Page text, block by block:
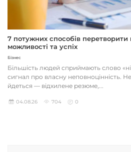
7 потужних способів перетворити
можливості та успіх
Бізнес
Більшість людей сприймають слово
сигнал про власну неповноцінність.
йдеться — відхилене резюме,...
04.08.26 704 0